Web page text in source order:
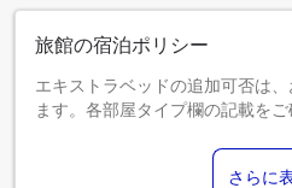
旅館の宿泊ポリシー
エキストラベッドの追加可否は
ます。各部屋タイプ欄の記載をご
さらに